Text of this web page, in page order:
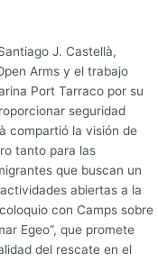
J. Castellà,
Arms y el trabajo
Port Tarraco por su
seguridad
compartió la visión de
tanto para las
que buscan un
abiertas a la
con Camps sobre
Egeo”, que promete
del rescate en el